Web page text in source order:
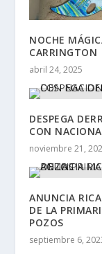
NOCHE
CARRINGTON
abril 24, 2025
DESPEGA
CON
noviembre 21,
ANUNCIA
DE LA
POZOS
septiembre 6,